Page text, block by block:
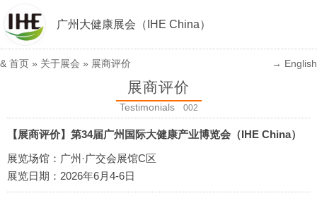
广州大健康展会（IHE China）
& 首页 » 关于展会 » 展商评价 → English
展商评价
Testimonials 002
【展商评价】第34届广州国际大健康产业博览会（IHE China）
展览场馆：广州·广交会展馆C区
展览日期：2026年6月4-6日